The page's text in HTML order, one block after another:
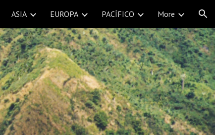
ASIA EUROPA PACÍFICO More